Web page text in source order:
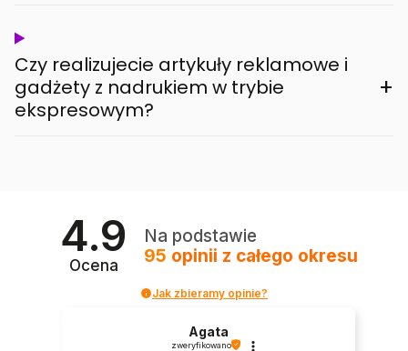
Czy realizujecie artykuły reklamowe i
gadżety z nadrukiem w trybie
ekspresowym?
+
4.9
Ocena
Na podstawie
95 opinii z całego okresu
Jak zbieramy opinie?
Agata
zweryfikowano